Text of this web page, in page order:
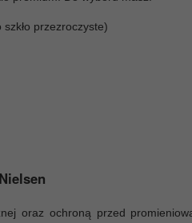
szkło przezroczyste)
oraz ochroną przed